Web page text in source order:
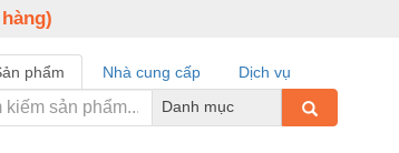
phẩm Nhà cung cấp
Dịch vụ
Danh mục